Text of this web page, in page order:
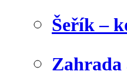
Šeřík –